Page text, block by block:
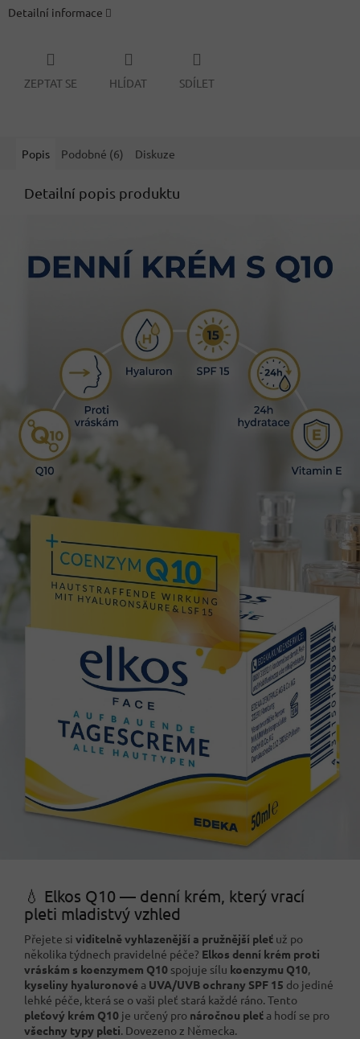
Detailní informace
ZEPTAT SE HLÍDAT SDÍLET
Popis Podobné (6) Diskuze
Detailní popis produktu
💧 Elkos Q10 — denní krém, který vrací
pleti mladistvý vzhled
Přejete si viditelně vyhlazenější a pružnější pleť už po
několika týdnech pravidelné péče? Elkos denní krém proti
vráskám s koenzymem Q10 spojuje sílu koenzymu Q10,
kyseliny hyaluronové a UVA/UVB ochrany SPF 15 do jediné
lehké péče, která se o vaši pleť stará každé ráno. Tento
pleťový krém Q10 je určený pro náročnou pleť a hodí se pro
všechny typy pleti. Dovezeno z Německa.